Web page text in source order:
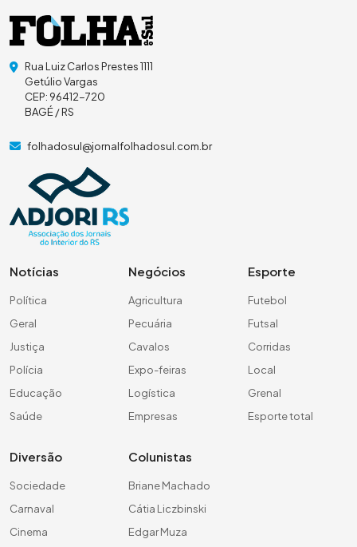
Rua Luiz Carlos Prestes 1111
Getúlio Vargas
CEP: 96412-720
BAGÉ / RS
folhadosul@jornalfolhadosul.com.br
Notícias
Política
Geral
Justiça
Polícia
Educação
Saúde
Negócios
Agricultura
Pecuária
Cavalos
Expo-feiras
Logística
Empresas
Esporte
Futebol
Futsal
Corridas
Local
Grenal
Esporte total
Diversão
Sociedade
Carnaval
Cinema
Colunistas
Briane Machado
Cátia Liczbinski
Edgar Muza